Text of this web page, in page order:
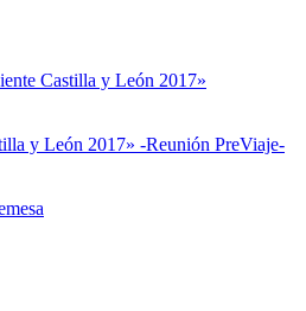
Castilla y León 2017»
y León 2017» -Reunión PreViaje-